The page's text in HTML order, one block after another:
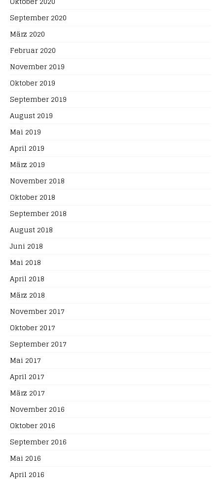
September 2020
März 2020
Februar 2020
November 2019
Oktober 2019
September 2019
August 2019
Mai 2019
April 2019
März 2019
November 2018
Oktober 2018
September 2018
August 2018
Juni 2018
Mai 2018
April 2018
März 2018
November 2017
Oktober 2017
September 2017
Mai 2017
April 2017
März 2017
November 2016
Oktober 2016
September 2016
Mai 2016
April 2016